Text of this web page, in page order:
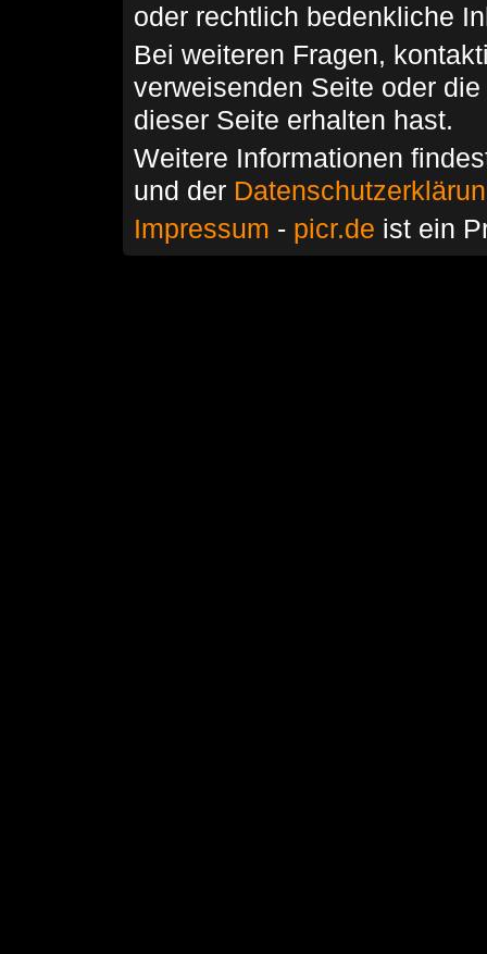
oder rechtlich bedenkliche
Bei weiteren Fragen,
verweisenden Seite oder
dieser Seite erhalten hast.
Weitere Informationen
und der
Impressum - picr.de ist ein